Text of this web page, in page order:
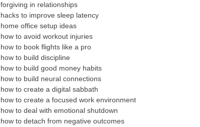
forgiving in relationships
hacks to improve sleep latency
home office setup ideas
how to avoid workout injuries
how to book flights like a pro
how to build discipline
how to build good money habits
how to build neural connections
how to create a digital sabbath
how to create a focused work environment
how to deal with emotional shutdown
how to detach from negative outcomes